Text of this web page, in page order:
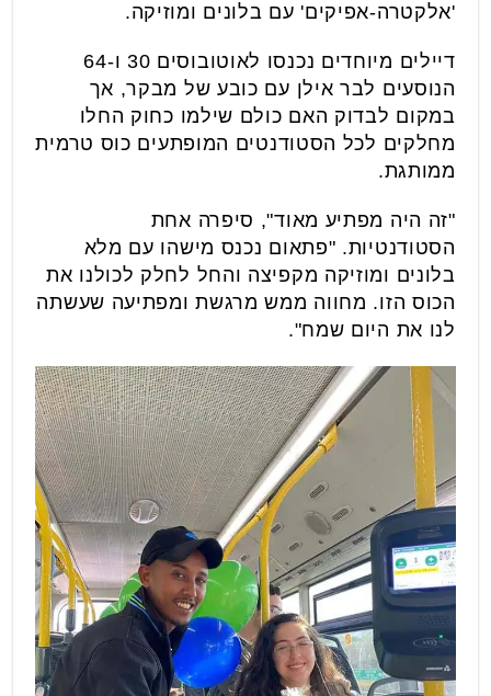
'אלקטרה-אפיקים' עם בלונים ומוזיקה.
דיילים מיוחדים נכנסו לאוטובוסים 30 ו-64
הנוסעים לבר אילן עם כובע של מבקר, אך
במקום לבדוק האם כולם שילמו כחוק החלו
מחלקים לכל הסטודנטים המופתעים כוס טרמית
ממותגת.
"זה היה מפתיע מאוד", סיפרה אחת
הסטודנטיות. "פתאום נכנס מישהו עם מלא
בלונים ומוזיקה מקפיצה והחל לחלק לכולנו את
הכוס הזו. מחווה ממש מרגשת ומפתיעה שעשתה
לנו את היום שמח".